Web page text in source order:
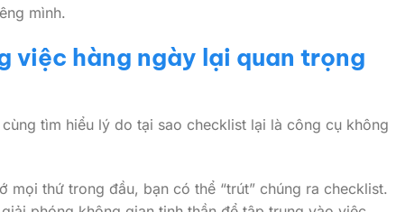
mình.
việc hàng ngày lại quan trọng
tìm hiểu lý do tại sao checklist lại là công cụ không
mọi thứ trong đầu, bạn có thể “trút” chúng ra checklist.